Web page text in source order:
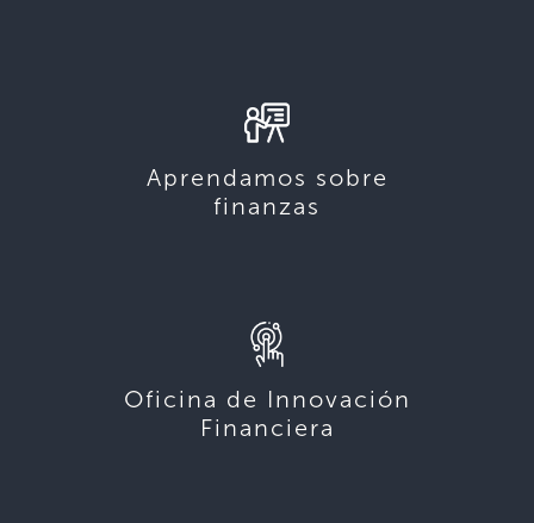
Aprendamos sobre
finanzas
Oficina de Innovación
Financiera